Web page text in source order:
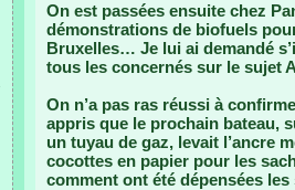
On est passées ensuite chez
démonstrations de biofuels
Bruxelles… Je lui ai demandé
tous les concernés sur le sujet
On n’a pas ras réussi à
appris que le prochain bateau,
un tuyau de gaz, levait l’ancre
cocottes en papier pour les
comment ont été dépensées